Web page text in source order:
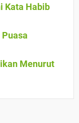
Kata Habib
Menurut